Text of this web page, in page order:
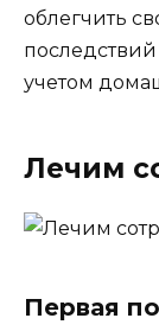
облегчить
последствий
учетом
Лечим
Первая